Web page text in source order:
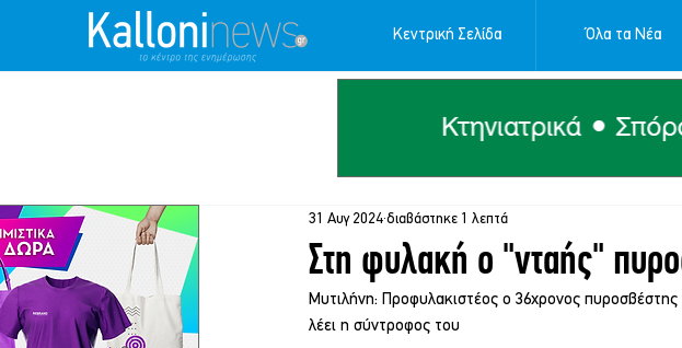
Κεντρική Σελίδα Όλα τα Νέα
Στη φυλακή ο "νταής"
31 Αυγ 2024 διαβάστηκε 1 λεπτά
Μυτιλήνη: Προφυλακιστέος ο 36χρονος πυροσβέστης
λέει η σύντροφος του